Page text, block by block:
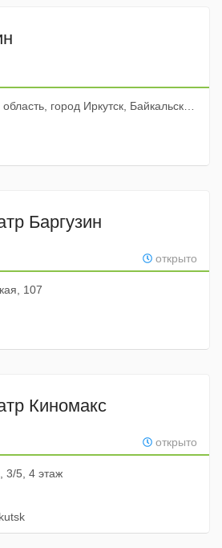
город Иркутск, Байкальская улица, 107
Баргузин
открыто
107
Киномакс
открыто
3/5, 4 этаж